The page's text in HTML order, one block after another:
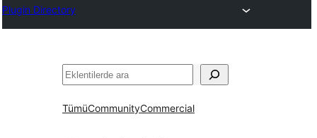
Plugin Directory
Ara
TümüCommunityCommercial